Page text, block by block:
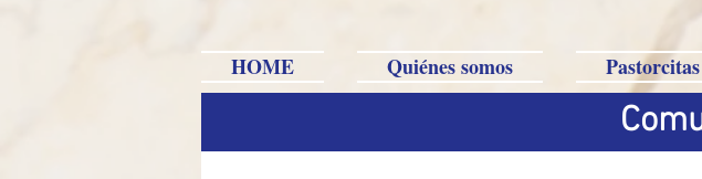
HOME Quiénes somos